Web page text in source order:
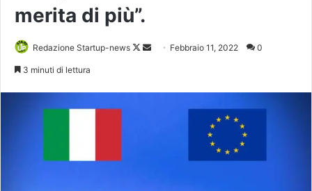
merita di più”.
Redazione Startup-news
Follow
Invia Febbraio 11, 2022 0
3 minuti di lettura